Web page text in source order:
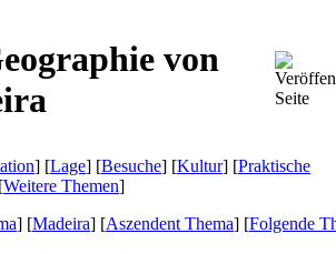
von
] [Lage] [Besuche] [Kultur] [Praktische
Weitere Themen]
] [Madeira] [Aszendent Thema] [Folgende